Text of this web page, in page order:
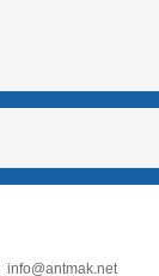
info@antmak.net